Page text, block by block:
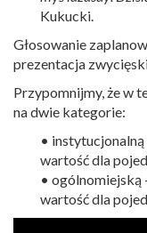
Kukucki.
Głosowanie
prezentacja
Przypomnijmy, że w
na dwie kategorie:
•
wartość dla
• ogólnomiejską
wartość dla